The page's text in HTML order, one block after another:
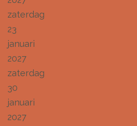
zaterdag
23
januari
2027
zaterdag
30
januari
2027